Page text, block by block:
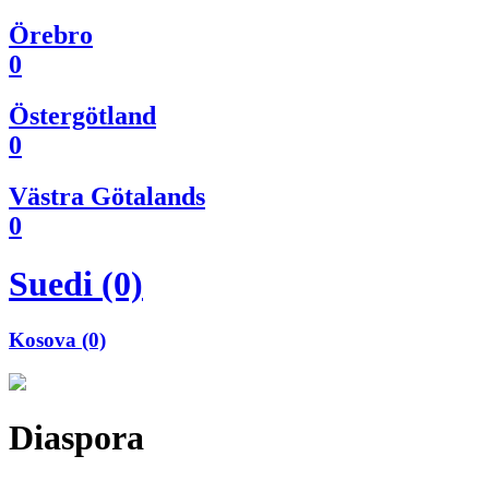
Örebro
0
Östergötland
0
Västra Götalands
0
Suedi (0)
Kosova (0)
Diaspora